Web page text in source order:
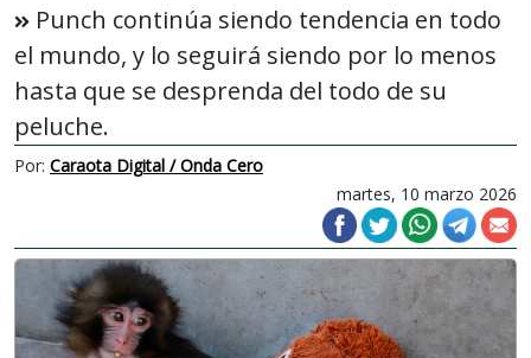
Punch continúa siendo tendencia en todo
el mundo, y lo seguirá siendo por lo menos
hasta que se desprenda del todo de su
peluche.
Por: Caraota Digital / Onda Cero
martes, 10 marzo 2026